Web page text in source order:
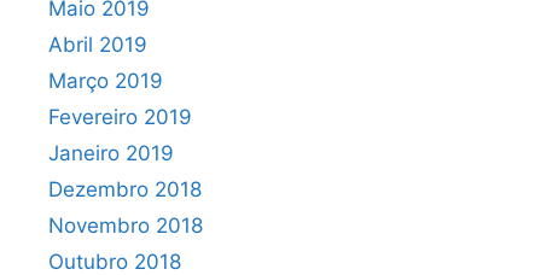
Maio 2019
Abril 2019
Março 2019
Fevereiro 2019
Janeiro 2019
Dezembro 2018
Novembro 2018
Outubro 2018